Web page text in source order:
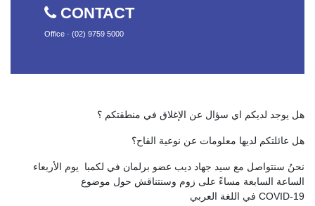
CONTACT
Office · (02) 9759 5000
هل يوجد لديكم اي سؤال عن الإغلاق في منطقتكم ؟
هل عائلتكم لديها معلومات عن نوعية القاح؟
نحنُ سنتواصل مع سيد جهاد ديب عضو برلمان في لكمبا يوم الأربعاء
الساعة السابعة مساءً على زوم وسنتناقش حول موضوع
في اللغة العربي COVID-19